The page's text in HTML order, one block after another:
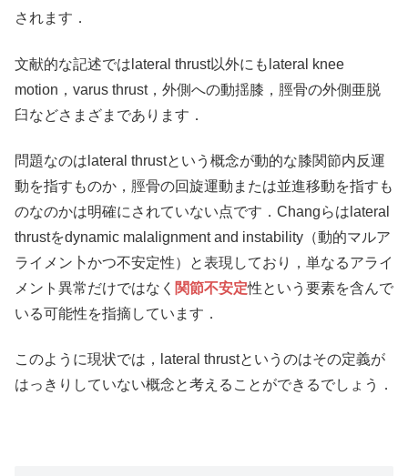
されます．
文献的な記述ではlateral thrust以外にもlateral knee
motion，varus thrust，外側への動揺膝，脛骨の外側亜脱
臼などさまざまであります．
問題なのはlateral thrustという概念が動的な膝関節内反運
動を指すものか，脛骨の回旋運動または並進移動を指すも
のなのかは明確にされていない点です．Changらはlateral
thrustをdynamic malalignment and instability（動的マルア
ライメン卜かつ不安定性）と表現しており，単なるアライ
メント異常だけではなく 関節不安定性という要素を含んで
いる可能性を指摘しています．
このように現状では，lateral thrustというのはその定義が
はっきりしていない概念と考えることができるでしょう．